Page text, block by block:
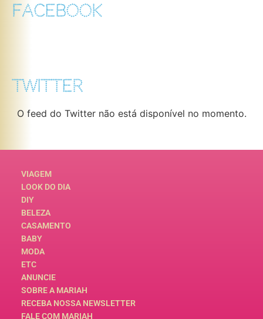
FACEBOOK
TWITTER
O feed do Twitter não está disponível no momento.
VIAGEM
LOOK DO DIA
DIY
BELEZA
CASAMENTO
BABY
MODA
ETC
ANUNCIE
SOBRE A MARIAH
RECEBA NOSSA NEWSLETTER
FALE COM MARIAH